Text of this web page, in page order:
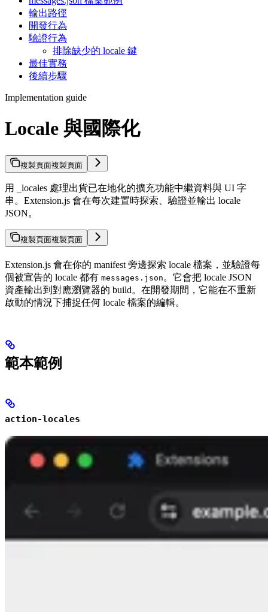
輸出路徑
開發行為
驗證行為
排除缺少的 locale 鍵
最佳實務
後續步驟
Implementation guide
Locale 與國際化
複製頁面複製頁面
用 _locales 處理出貨已在地化的擴充功能中繼資料與 UI 字
串。Extension.js 會在每次建置時探索、驗證並輸出 locale
JSON。
複製頁面複製頁面
Extension.js 會在你的 manifest 旁邊探索 locale 檔案，並驗證每
個被宣告的 locale 都有 messages.json 。它會把 locale JSON
資產輸出到對應瀏覽器的 build。在開發期間，它能在不重新
啟動的情況下捕捉任何 locale 檔案的編輯。
範本範例
action-locales